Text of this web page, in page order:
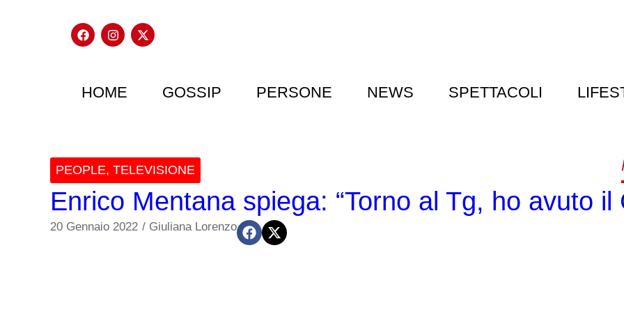
HOME GOSSIP PERSONE NEWS SPETTACOLI
PEOPLE, TELEVISIONE
Enrico Mentana spiega: “Torno al Tg, ho avuto il
20 Gennaio 2022 / Giuliana Lorenzo